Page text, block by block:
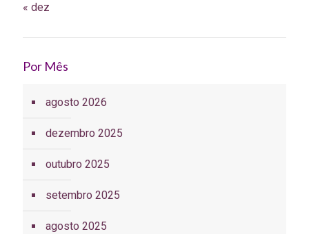
« dez
Por Mês
agosto 2026
dezembro 2025
outubro 2025
setembro 2025
agosto 2025